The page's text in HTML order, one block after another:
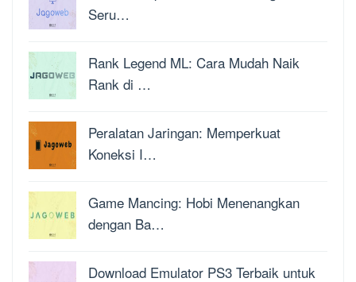
Seru…
Rank Legend ML: Cara Mudah Naik
Rank di …
Peralatan Jaringan: Memperkuat
Koneksi I…
Game Mancing: Hobi Menenangkan
dengan Ba…
Download Emulator PS3 Terbaik untuk